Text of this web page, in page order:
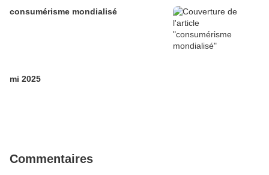
consumérisme mondialisé
mi 2025
Commentaires